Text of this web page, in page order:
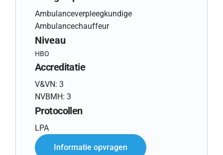
Ambulanceverpleegkundige
Ambulancechauffeur
Niveau
HBO
Accreditatie
V&VN: 3
NVBMH: 3
Protocollen
LPA
Informatie opvragen